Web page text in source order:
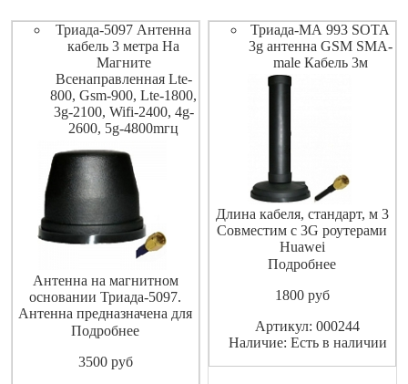
Триада-5097 Антенна
кабель 3 метра На
Магните
Всенаправленная Lte-
800, Gsm-900, Lte-1800,
3g-2100, Wifi-2400, 4g-
2600, 5g-4800mгц
Антенна на магнитном
основании Триада-5097.
Антенна предназначена для
передачи мобильной связи,
слабого или нестабильного
Подробнее
3500pуб
Триада-МА 993 SOTA
3g антенна GSM SMA-
male Кабель 3м
Длина кабеля, стандарт, м 3
Совместим с 3G роутерами
Huawei
B970b,B683,B660,E961 и
разъемом SMA
Подробнее
1800pуб
Артикул: 000244
Наличие: Есть в наличии